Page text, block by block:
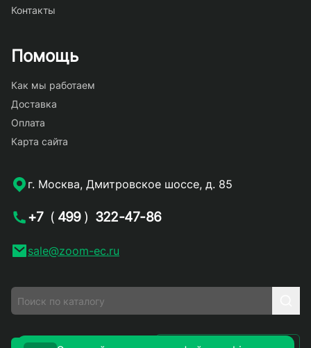
Контакты
Помощь
Как мы работаем
Доставка
Оплата
Карта сайта
г. Москва, Дмитровское шоссе, д. 85
+7 ( 499 ) 322-47-86
sale@zoom-ec.ru